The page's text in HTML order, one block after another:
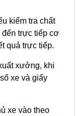
kiểm tra chất
trực tiếp cơ
quả trực tiếp.
xưởng, khi
xe và giấy
xe vào theo